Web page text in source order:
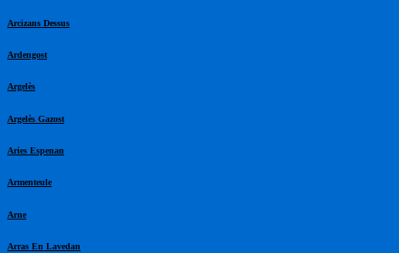
Arcizans Dessus
Ardengost
Argelès
Argelès Gazost
Aries Espenan
Armenteule
Arne
Arras En Lavedan